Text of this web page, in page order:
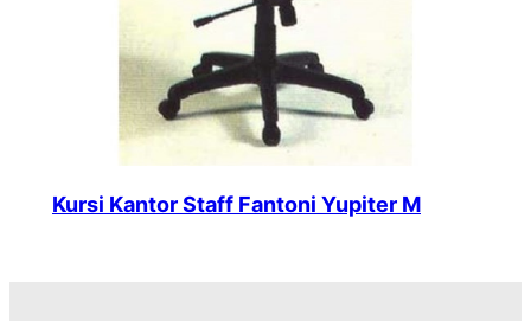
Kursi Kantor Staff Fantoni Yupiter M